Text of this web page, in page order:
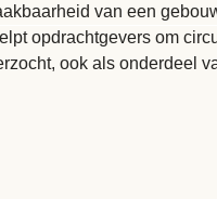
van een
opdrachtgevers om
ook als onderdeel